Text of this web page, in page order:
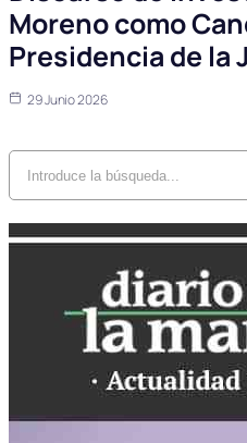
Moreno como
Presidencia de la
29 Junio 2026